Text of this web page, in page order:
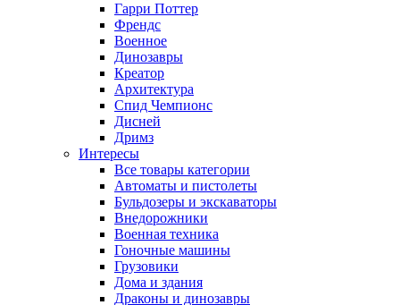
Гарри Поттер
Френдс
Военное
Динозавры
Креатор
Архитектура
Спид Чемпионс
Дисней
Дримз
Интересы
Все товары категории
Автоматы и пистолеты
Бульдозеры и экскаваторы
Внедорожники
Военная техника
Гоночные машины
Грузовики
Дома и здания
Драконы и динозавры